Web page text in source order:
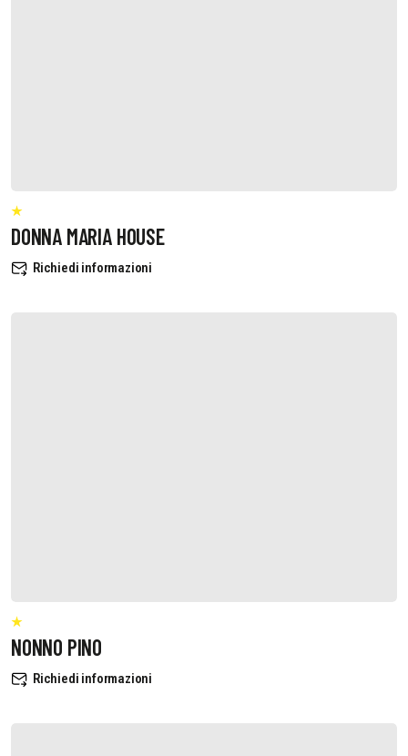
DONNA MARIA HOUSE
Richiedi informazioni
NONNO PINO
Richiedi informazioni